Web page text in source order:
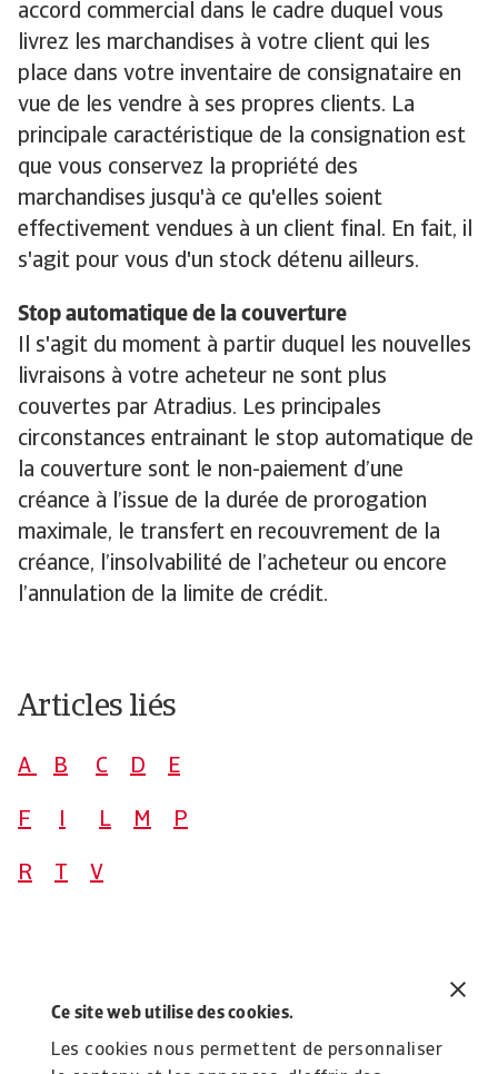
Ce site web utilise des cookies.
Les cookies nous permettent de personnaliser
accord commercial dans le cadre duquel vous
livrez les marchandises à votre client qui les
place dans votre inventaire de consignataire en
vue de les vendre à ses propres clients. La
principale caractéristique de la consignation est
que vous conservez la propriété des
marchandises jusqu'à ce qu'elles soient
effectivement vendues à un client final. En fait, il
s'agit pour vous d'un stock détenu ailleurs.
Stop automatique de la couverture
Il s'agit du moment à partir duquel les nouvelles
livraisons à votre acheteur ne sont plus
couvertes par Atradius. Les principales
circonstances entrainant le stop automatique de
la couverture sont le non-paiement d’une
créance à l’issue de la durée de prorogation
maximale, le transfert en recouvrement de la
créance, l’insolvabilité de l’acheteur ou encore
l’annulation de la limite de crédit.
Articles liés
A B C D E
F I L M P
R T V
Téléphoner au01.41.05.84.84.